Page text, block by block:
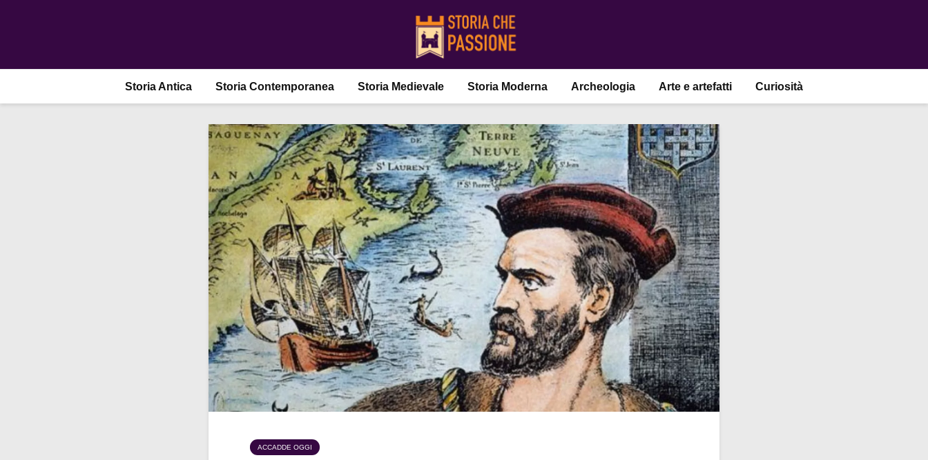
Storia Antica Storia Contemporanea Storia Medievale Storia Moderna Archeologia Arte e artefatti Curiosità
ACCADDE OGGI